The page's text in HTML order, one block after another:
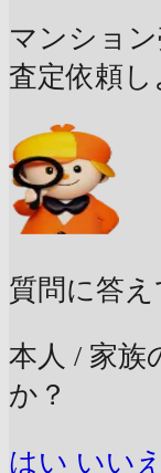
マンショ
査定依頼し
質問に答え
本人 / 家族
か？
はい いいえ